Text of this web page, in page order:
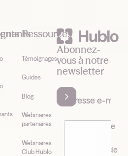
Ressources
Témoignages
Guides
Blog
Webinaires
partenaires
Webinaires
Club Hublo
Abonnez-
vous à notre
newsletter
J’accepte de
newsletter de